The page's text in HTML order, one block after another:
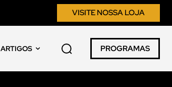
VISITE NOSSA LOJA
ARTIGOS PROGRAMAS